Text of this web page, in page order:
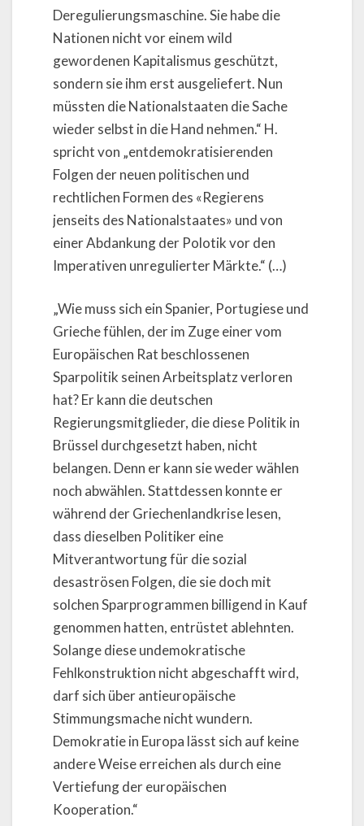
Deregulierungsmaschine. Sie habe die
Nationen nicht vor einem wild
gewordenen Kapitalismus geschützt,
sondern sie ihm erst ausgeliefert. Nun
müssten die Nationalstaaten die Sache
wieder selbst in die Hand nehmen.“ H.
spricht von „entdemokratisierenden
Folgen der neuen politischen und
rechtlichen Formen des «Regierens
jenseits des Nationalstaates» und von
einer Abdankung der Polotik vor den
Imperativen unregulierter Märkte.“ (…)
„Wie muss sich ein Spanier, Portugiese und
Grieche fühlen, der im Zuge einer vom
Europäischen Rat beschlossenen
Sparpolitik seinen Arbeitsplatz verloren
hat? Er kann die deutschen
Regierungsmitglieder, die diese Politik in
Brüssel durchgesetzt haben, nicht
belangen. Denn er kann sie weder wählen
noch abwählen. Stattdessen konnte er
während der Griechenlandkrise lesen,
dass dieselben Politiker eine
Mitverantwortung für die sozial
desaströsen Folgen, die sie doch mit
solchen Sparprogrammen billigend in Kauf
genommen hatten, entrüstet ablehnten.
Solange diese undemokratische
Fehlkonstruktion nicht abgeschafft wird,
darf sich über antieuropäische
Stimmungsmache nicht wundern.
Demokratie in Europa lässt sich auf keine
andere Weise erreichen als durch eine
Vertiefung der europäischen
Kooperation.“